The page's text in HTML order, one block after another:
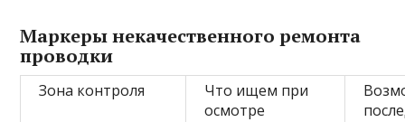
Маркеры некачественного ремонта
проводки
Зона контроля
Что ищем при
осмотре